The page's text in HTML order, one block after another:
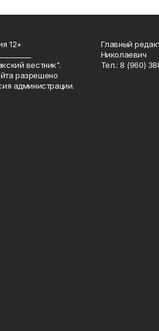
12+
вестник".
разрешено
администрации.
Главный
Николаевич
Тел.: 8 (960)